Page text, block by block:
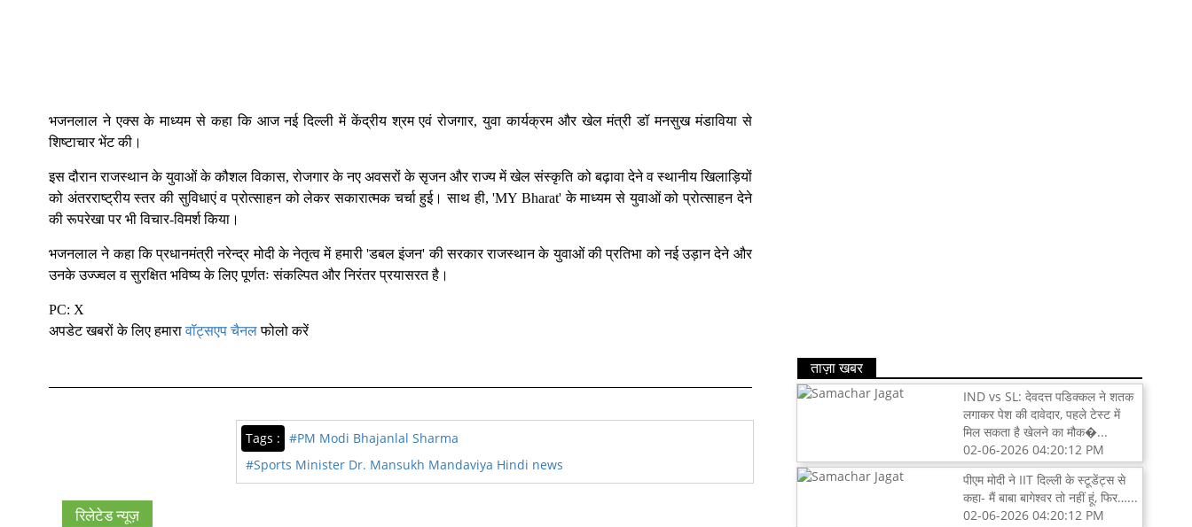
भजनलाल ने एक्स के माध्यम से कहा कि आज नई दिल्ली में केंद्रीय श्रम एवं रोजगार, युवा कार्यक्रम और खेल मंत्री डॉ मनसुख मंडाविया से
शिष्टाचार भेंट की।
इस दौरान राजस्थान के युवाओं के कौशल विकास, रोजगार के नए अवसरों के सृजन और राज्य में खेल संस्कृति को बढ़ावा देने व स्थानीय खिलाड़ियों
को अंतरराष्ट्रीय स्तर की सुविधाएं व प्रोत्साहन को लेकर सकारात्मक चर्चा हुई। साथ ही, 'MY Bharat' के माध्यम से युवाओं को प्रोत्साहन देने
की रूपरेखा पर भी विचार-विमर्श किया।
भजनलाल ने कहा कि प्रधानमंत्री नरेन्द्र मोदी के नेतृत्व में हमारी 'डबल इंजन' की सरकार राजस्थान के युवाओं की प्रतिभा को नई उड़ान देने और
उनके उज्ज्वल व सुरक्षित भविष्य के लिए पूर्णतः संकल्पित और निरंतर प्रयासरत है।
PC: X
अपडेट खबरों के लिए हमारावॉट्सएप चैनल फोलो करें
Tags : #PM Modi Bhajanlal Sharma
#Sports Minister Dr. Mansukh Mandaviya Hindi news
रिलेटेड न्यूज़
ताज़ा खबर
IND vs SL: देवदत्त पडिक्कल ने शतक
लगाकर पेश की दावेदार, पहले टेस्ट में
मिल सकता है खेलने का मौक�...
02-06-2026 04:20:12 PM
पीएम मोदी ने IIT दिल्ली के स्टूडेंट्स से
कहा- मैं बाबा बागेश्वर तो नहीं हूं, फिर…...
02-06-2026 04:20:12 PM